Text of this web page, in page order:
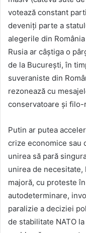
votează constant
deveniți parte a
alegerile din
Rusia ar câștiga o
de la București, în
suveraniste din
rezonează cu
conservatoare și filo-
Putin ar putea
crize economice sau
unirea să pară
unirea de
majoră, cu proteste
autodeterminare,
paralizie a deciziei
de stabilitate NATO